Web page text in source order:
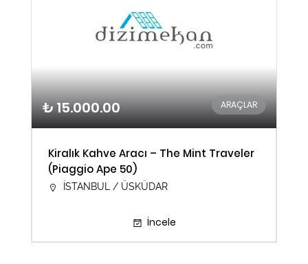
₺ 15.000.00 ARAÇLAR
Kiralık Kahve Aracı – The Mint Traveler
(Piaggio Ape 50)
İSTANBUL / ÜSKÜDAR
İncele